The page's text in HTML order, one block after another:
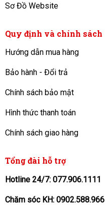
Sơ Đồ Website
Quy định và chính sách
Hướng dẫn mua hàng
Bảo hành - Đổi trả
Chính sách bảo mật
Hình thức thanh toán
Chính sách giao hàng
Tổng đài hỗ trợ
Hotline 24/7: 077.906.1111
Chăm sóc KH: 0902.588.966